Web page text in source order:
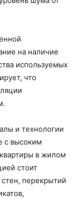
на наличие
используемых
что
и технологии
с высоким
в жилом
стоит
перекрытий